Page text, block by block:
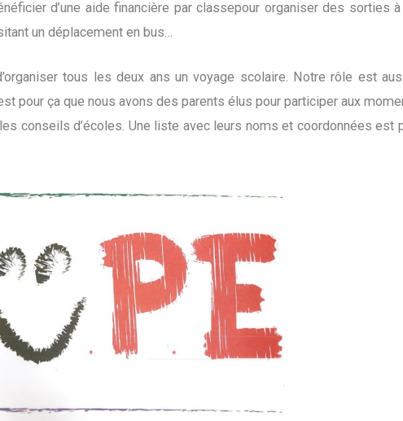
d’une aide financière par classepour organiser des sorties à
un déplacement en bus…
tous les deux ans un voyage scolaire. Notre rôle est
pour ça que nous avons des parents élus pour participer aux
conseils d’écoles. Une liste avec leurs noms et coordonnées est